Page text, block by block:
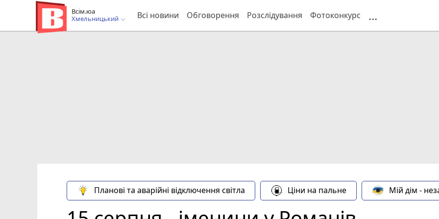
Всім.юа
Хмельницький
Всі новини Обговорення Розслідування Фотоконкурс ...
Планові та аварійні відключення світла Ціни на пальне Мій дім -